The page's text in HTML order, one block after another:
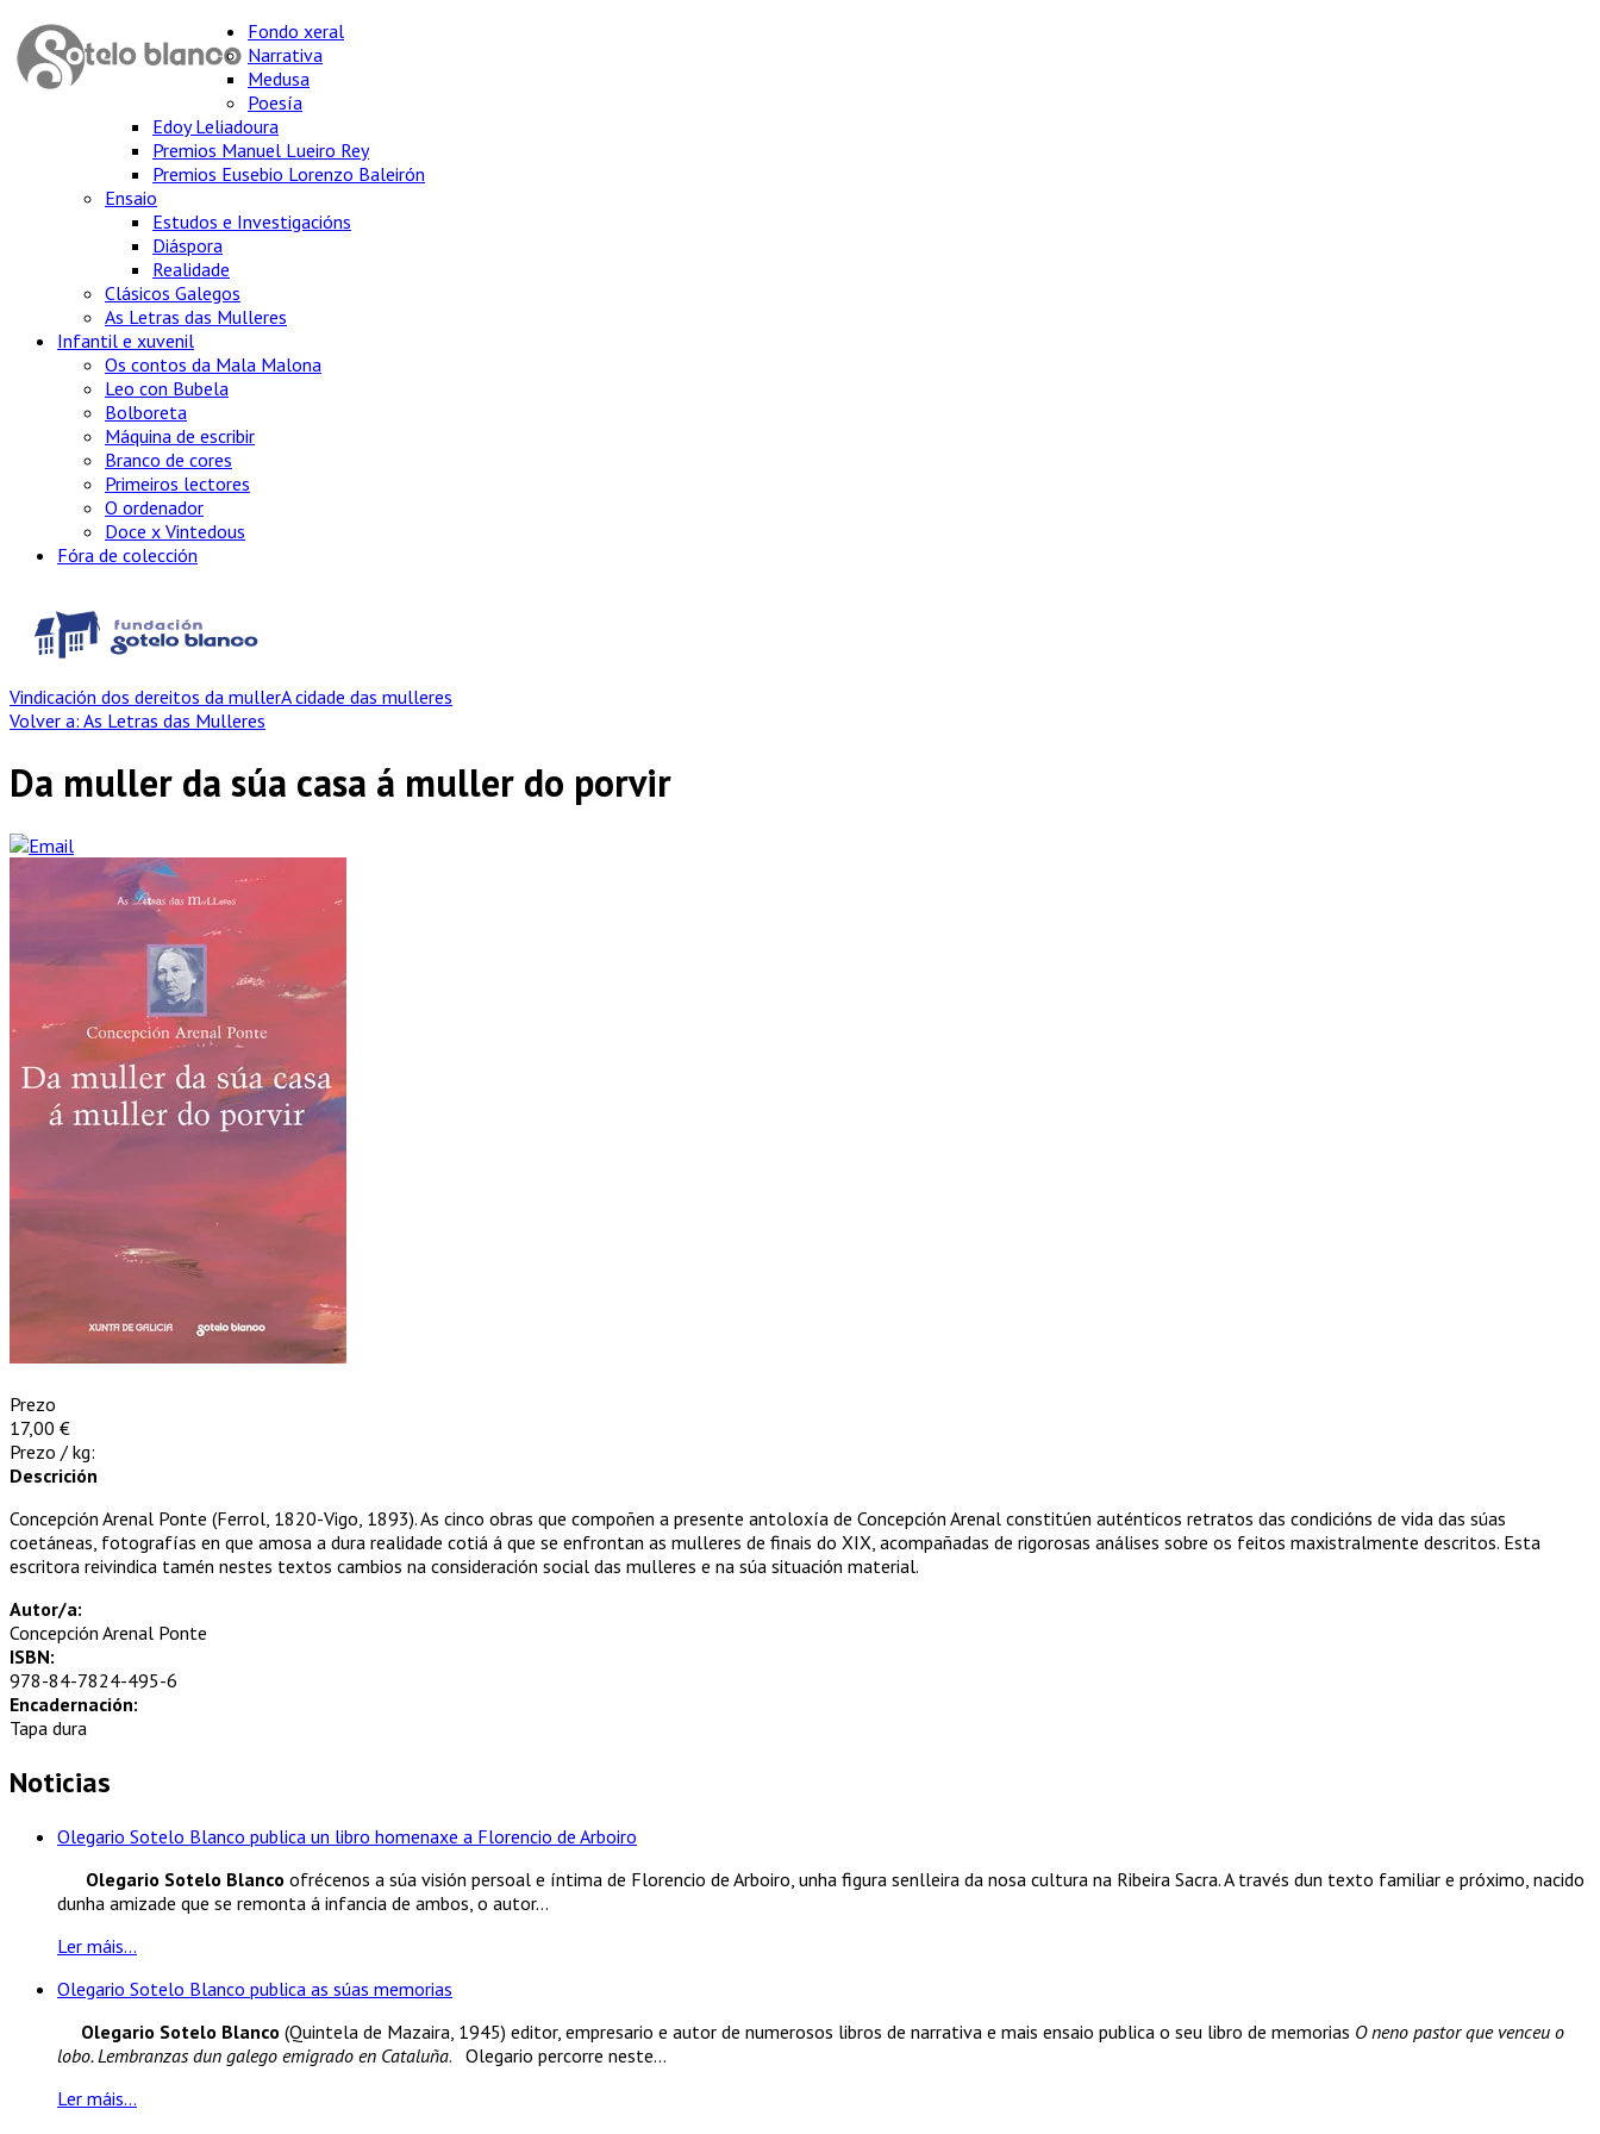
Fondo xeral
Narrativa
Medusa
Poesía
Edoy Leliadoura
Premios Manuel Lueiro Rey
Premios Eusebio Lorenzo Baleirón
Ensaio
Estudos e Investigacións
Diáspora
Realidade
Clásicos Galegos
As Letras das Mulleres
Infantil e xuvenil
Os contos da Mala Malona
Leo con Bubela
Bolboreta
Máquina de escribir
Branco de cores
Primeiros lectores
O ordenador
Doce x Vintedous
Fóra de colección
Vindicación dos dereitos da mullerA cidade das mulleres
Volver a: As Letras das Mulleres
Da muller da súa casa á muller do porvir
Prezo
17,00 €
Prezo / kg:
Descrición
Concepción Arenal Ponte (Ferrol, 1820-Vigo, 1893). As cinco obras que compoñen a presente antoloxía de Concepción Arenal constitúen auténticos retratos das condicións de vida das súas
coetáneas, fotografías en que amosa a dura realidade cotiá á que se enfrontan as mulleres de finais do XIX, acompañadas de rigorosas análises sobre os feitos maxistralmente descritos. Esta
escritora reivindica tamén nestes textos cambios na consideración social das mulleres e na súa situación material.
Autor/a:
Concepción Arenal Ponte
ISBN:
978-84-7824-495-6
Encadernación:
Tapa dura
Noticias
Olegario Sotelo Blanco publica un libro homenaxe a Florencio de Arboiro
Olegario Sotelo Blanco ofrécenos a súa visión persoal e íntima de Florencio de Arboiro, unha figura senlleira da nosa cultura na Ribeira Sacra. A través dun texto familiar e próximo, nacido
dunha amizade que se remonta á infancia de ambos, o autor...
Ler máis...
Olegario Sotelo Blanco publica as súas memorias
Olegario Sotelo Blanco (Quintela de Mazaira, 1945) editor, empresario e autor de numerosos libros de narrativa e mais ensaio publica o seu libro de memorias O neno pastor que venceu o
lobo. Lembranzas dun galego emigrado en Cataluña. Olegario percorre neste...
Ler máis...